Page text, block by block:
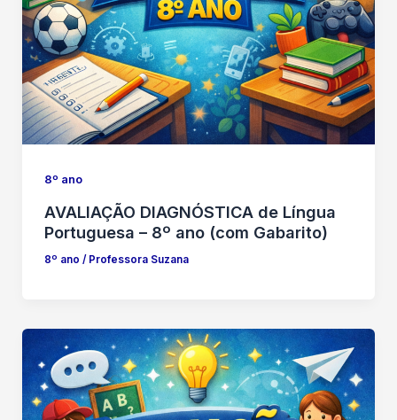
8º ano
AVALIAÇÃO DIAGNÓSTICA de Língua
Portuguesa – 8º ano (com Gabarito)
8º ano / Professora Suzana